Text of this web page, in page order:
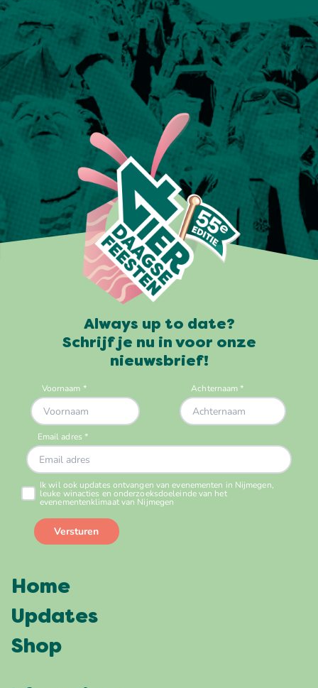
Always up to date?
Schrijf je nu in voor onze
nieuwsbrief!
Home
Updates
Shop